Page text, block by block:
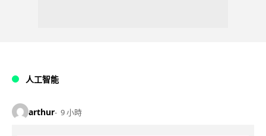
人工智能
arthur 9 小時